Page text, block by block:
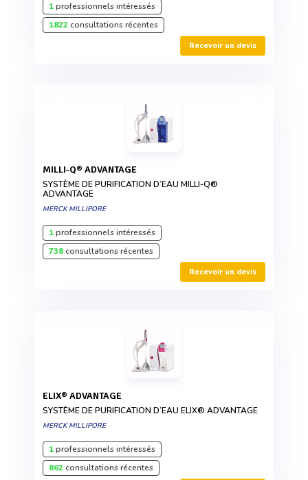
1professionnels intéressés
1822consultations récentes
Recevoir un devis
MILLI-Q® ADVANTAGE
SYSTÈME DE PURIFICATION D’EAU MILLI-Q®
ADVANTAGE
MERCK MILLIPORE
1professionnels intéressés
738consultations récentes
Recevoir un devis
ELIX® ADVANTAGE
SYSTÈME DE PURIFICATION D’EAU ELIX® ADVANTAGE
MERCK MILLIPORE
1professionnels intéressés
862consultations récentes